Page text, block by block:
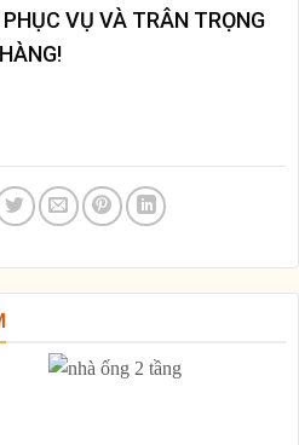
VỤ VÀ TRÂN TRỌNG